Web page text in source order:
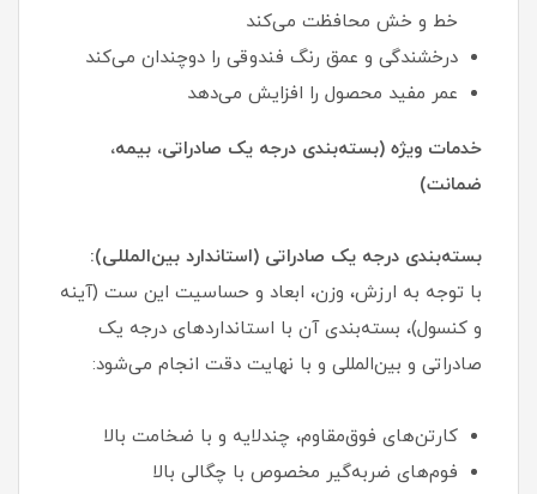
خط و خش محافظت می‌کند
درخشندگی و عمق رنگ فندوقی را دوچندان می‌کند
عمر مفید محصول را افزایش می‌دهد
خدمات ویژه (بسته‌بندی درجه یک صادراتی، بیمه،
ضمانت)
بسته‌بندی درجه یک صادراتی (استاندارد بین‌المللی):
با توجه به ارزش، وزن، ابعاد و حساسیت این ست (آینه
و کنسول)، بسته‌بندی آن با استانداردهای درجه یک
صادراتی و بین‌المللی و با نهایت دقت انجام می‌شود:
کارتن‌های فوق‌مقاوم، چندلایه و با ضخامت بالا
فوم‌های ضربه‌گیر مخصوص با چگالی بالا